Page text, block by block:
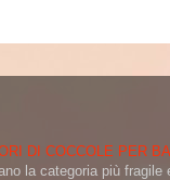
DI COCCOLE PER
la categoria più